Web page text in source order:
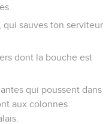
sauves ton serviteur
dont la bouche est
qui poussent dans
aux colonnes